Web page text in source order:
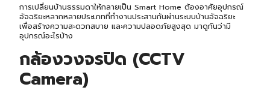
การเปลี่ยนบ้านธรรมดาให้กลายเป็น Smart Home ต้องอาศัยอุปกรณ์
อัจฉริยะหลากหลายประเภทที่ทำงานประสานกันผ่านระบบบ้านอัจฉริยะ
เพื่อสร้างความสะดวกสบาย และความปลอดภัยสูงสุด มาดูกันว่ามี
อุปกรณ์อะไรบ้าง
กล้องวงจรปิด (CCTV
Camera)